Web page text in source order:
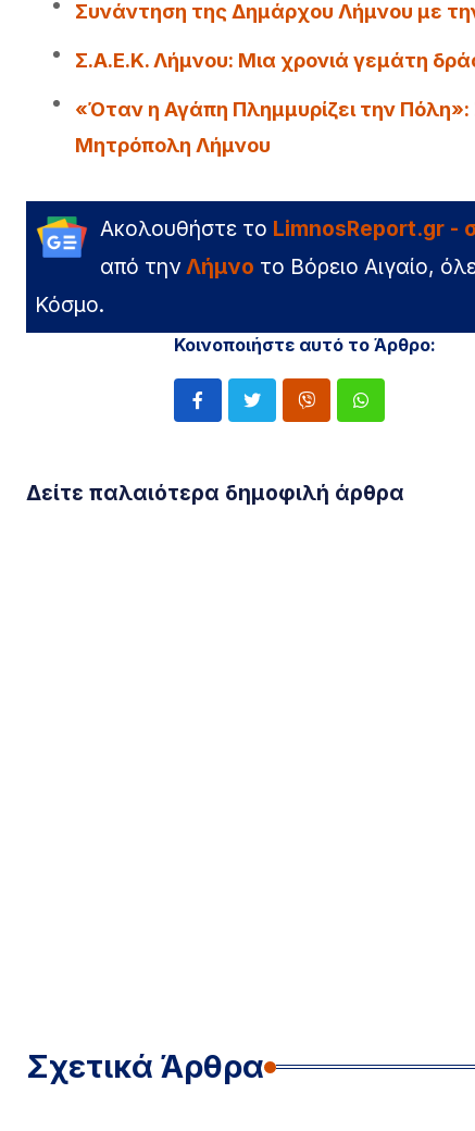
Συνάντηση της Δημάρχου Λήμνου με
Σ.Α.Ε.Κ. Λήμνου: Μια χρονιά γεμάτη
«Όταν η Αγάπη Πλημμυρίζει την
Μητρόπολη Λήμνου
Ακολουθήστε το LimnosReport.gr -
από την Λήμνο το Βόρειο Αιγαίο,
Κόσμο.
Κοινοποιήστε αυτό το Άρθρο:
Δείτε παλαιότερα δημοφιλή άρθρα
Σχετικά Άρθρα